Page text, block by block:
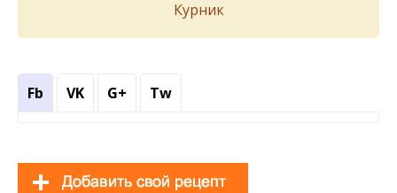
Курник
Fb VK G+ Tw